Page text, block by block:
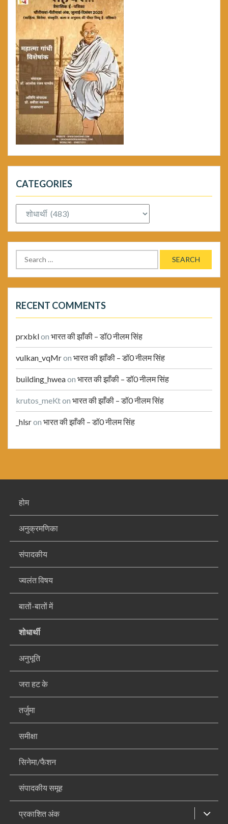
CATEGORIES
Categories
Search
for:
RECENT COMMENTS
prxbklon भारत की झाँकी – डॉ0 नीलम सिंह
vulkan_vqMron भारत की झाँकी – डॉ0 नीलम सिंह
building_hweaon भारत की झाँकी – डॉ0 नीलम सिंह
krutos_meKton भारत की झाँकी – डॉ0 नीलम सिंह
_hlsron भारत की झाँकी – डॉ0 नीलम सिंह
होम
अनुक्रमणिका
संपादकीय
ज्वलंत विषय
बातों-बातों में
शोधार्थी
अनुभूति
जरा हट के
तर्जुमा
समीक्षा
सिनेमा/फैशन
संपादकीय समूह
प्रकाशित अंक